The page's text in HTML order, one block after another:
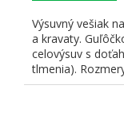
Výsuvný vešiak
a kravaty.
celovýsuv s
tlmenia).
165x500x50 mm.